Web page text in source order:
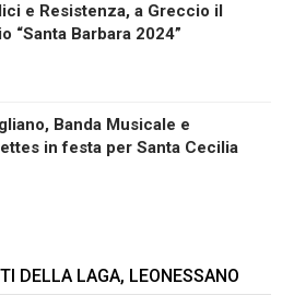
e Resistenza, a Greccio il
“Santa Barbara 2024”
Banda Musicale e
in festa per Santa Cecilia
DELLA LAGA, LEONESSANO